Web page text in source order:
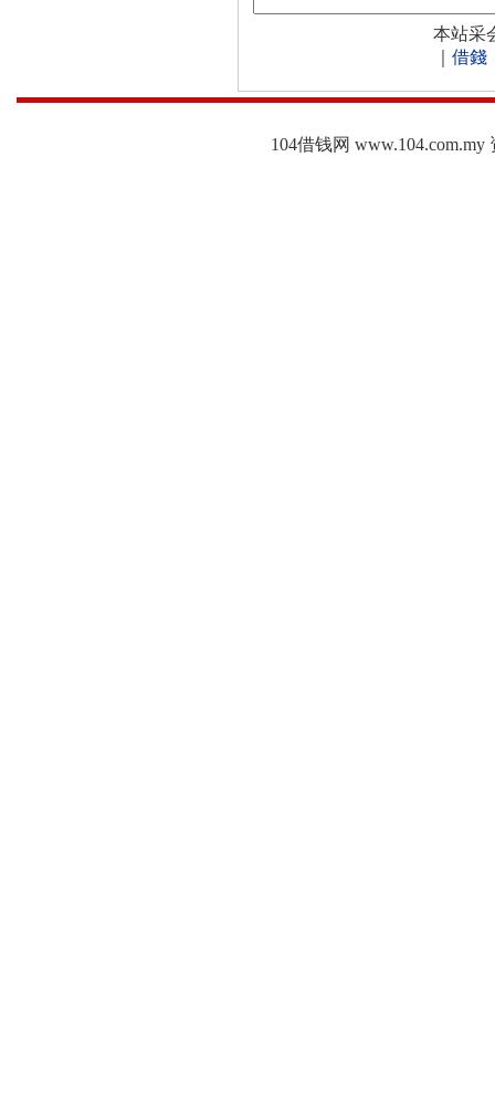
本站采
借錢
104借钱网